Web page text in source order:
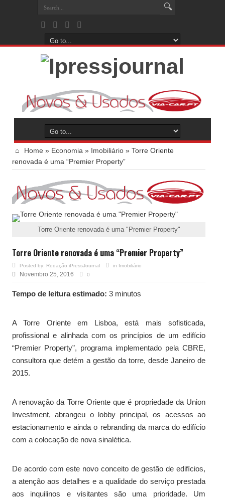
Home » Economia » Imobiliário » Torre Oriente
renovada é uma “Premier Property”
Torre Oriente renovada é uma "Premier Property"
Torre Oriente renovada é uma “Premier Property”
Posted by: Redação iPressJournal in Imobiliário
Novembro 25, 2016 0
Tempo de leitura estimado: 3 minutos
A Torre Oriente em Lisboa, está mais sofisticada,
profissional e alinhada com os princípios de um edifício
“Premier Property”, programa implementado pela CBRE,
consultora que detém a gestão da torre, desde Janeiro de
2015.
A renovação da Torre Oriente que é propriedade da Union
Investment, abrangeu o lobby principal, os acessos ao
estacionamento e ainda o rebranding da marca do edifício
com a colocação de nova sinalética.
De acordo com este novo conceito de gestão de edifícios,
a atenção aos detalhes e a qualidade do serviço prestada
aos inquilinos e visitantes são uma prioridade. Um